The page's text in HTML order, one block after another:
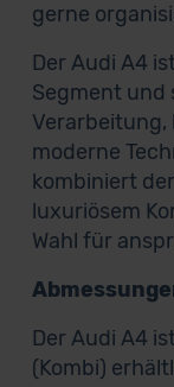
gerne
Der Audi A4
Segment und
moderne
kombiniert
luxuriösem
Wahl für
Der Audi A4
(Kombi)